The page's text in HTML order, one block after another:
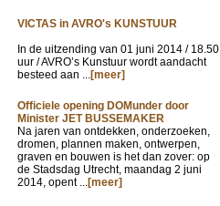
VICTAS in AVRO's KUNSTUUR
In de uitzending van 01 juni 2014 / 18.50
uur / AVRO’s Kunstuur wordt aandacht
besteed aan ...[meer]
Officiele opening DOMunder door
Minister JET BUSSEMAKER
Na jaren van ontdekken, onderzoeken,
dromen, plannen maken, ontwerpen,
graven en bouwen is het dan zover: op
de Stadsdag Utrecht, maandag 2 juni
2014, opent ...[meer]